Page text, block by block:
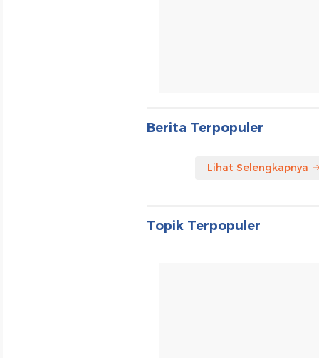
Berita Terpopuler
Lihat Selengkapnya
Topik Terpopuler